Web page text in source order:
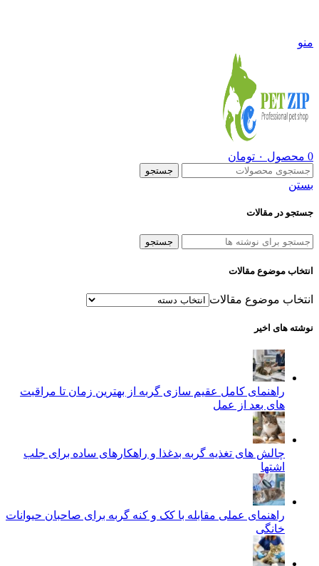
منو
0 محصول ۰ تومان
جستجو
بستن
جستجو در مقالات
جستجو
انتخاب موضوع مقالات
انتخاب موضوع مقالات
نوشته های اخیر
راهنمای کامل عقیم سازی گربه از بهترین زمان تا مراقبت‌
های بعد از عمل
چالش‌ های تغذیه گربه بدغذا و راهکارهای ساده برای جلب
اشتها
راهنمای عملی مقابله با کک و کنه گربه برای صاحبان حیوانات
خانگی